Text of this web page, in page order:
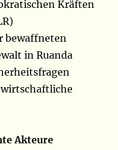
Kräften
bewaffneten
in Ruanda
Akteure